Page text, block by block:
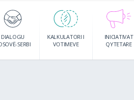
DIALOGU
SERBI
KALKULATORI I
VOTIMEVE
INICIATIVAT
QYTETARE